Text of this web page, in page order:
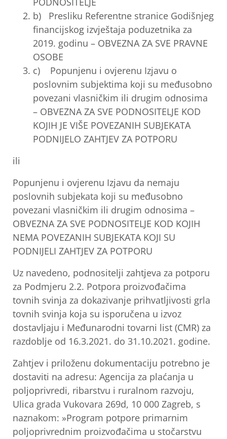
b) Presliku Referentne stranice Godišnjeg
financijskog izvještaja poduzetnika za
2019. godinu – OBVEZNA ZA SVE PRAVNE
OSOBE
c) Popunjenu i ovjerenu Izjavu o
poslovnim subjektima koji su međusobno
povezani vlasničkim ili drugim odnosima
– OBVEZNA ZA SVE PODNOSITELJE KOD
KOJIH JE VIŠE POVEZANIH SUBJEKATA
PODNIJELO ZAHTJEV ZA POTPORU
ili
Popunjenu i ovjerenu Izjavu da nemaju
poslovnih subjekata koji su međusobno
povezani vlasničkim ili drugim odnosima –
OBVEZNA ZA SVE PODNOSITELJE KOD KOJIH
NEMA POVEZANIH SUBJEKATA KOJI SU
PODNIJELI ZAHTJEV ZA POTPORU
Uz navedeno, podnositelji zahtjeva za potporu
za Podmjeru 2.2. Potpora proizvođačima
tovnih svinja za dokazivanje prihvatljivosti grla
tovnih svinja koja su isporučena u izvoz
dostavljaju i Međunarodni tovarni list (CMR) za
razdoblje od 16.3.2021. do 31.10.2021. godine.
Zahtjev i priloženu dokumentaciju potrebno je
dostaviti na adresu: Agencija za plaćanja u
poljoprivredi, ribarstvu i ruralnom razvoju,
Ulica grada Vukovara 269d, 10 000 Zagreb, s
naznakom: »Program potpore primarnim
poljoprivrednim proizvođačima u stočarstvu